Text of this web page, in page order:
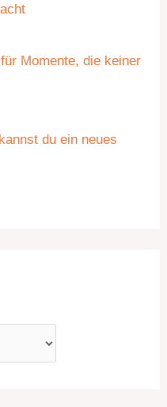
Momente, die keiner
du ein neues